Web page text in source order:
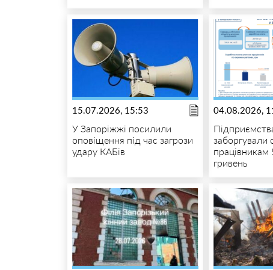
15.07.2026, 15:53
У Запоріжжі посилили
оповіщення під час загрози
удару КАБів
04.08.2026,
заборгували
працівникам
гривень